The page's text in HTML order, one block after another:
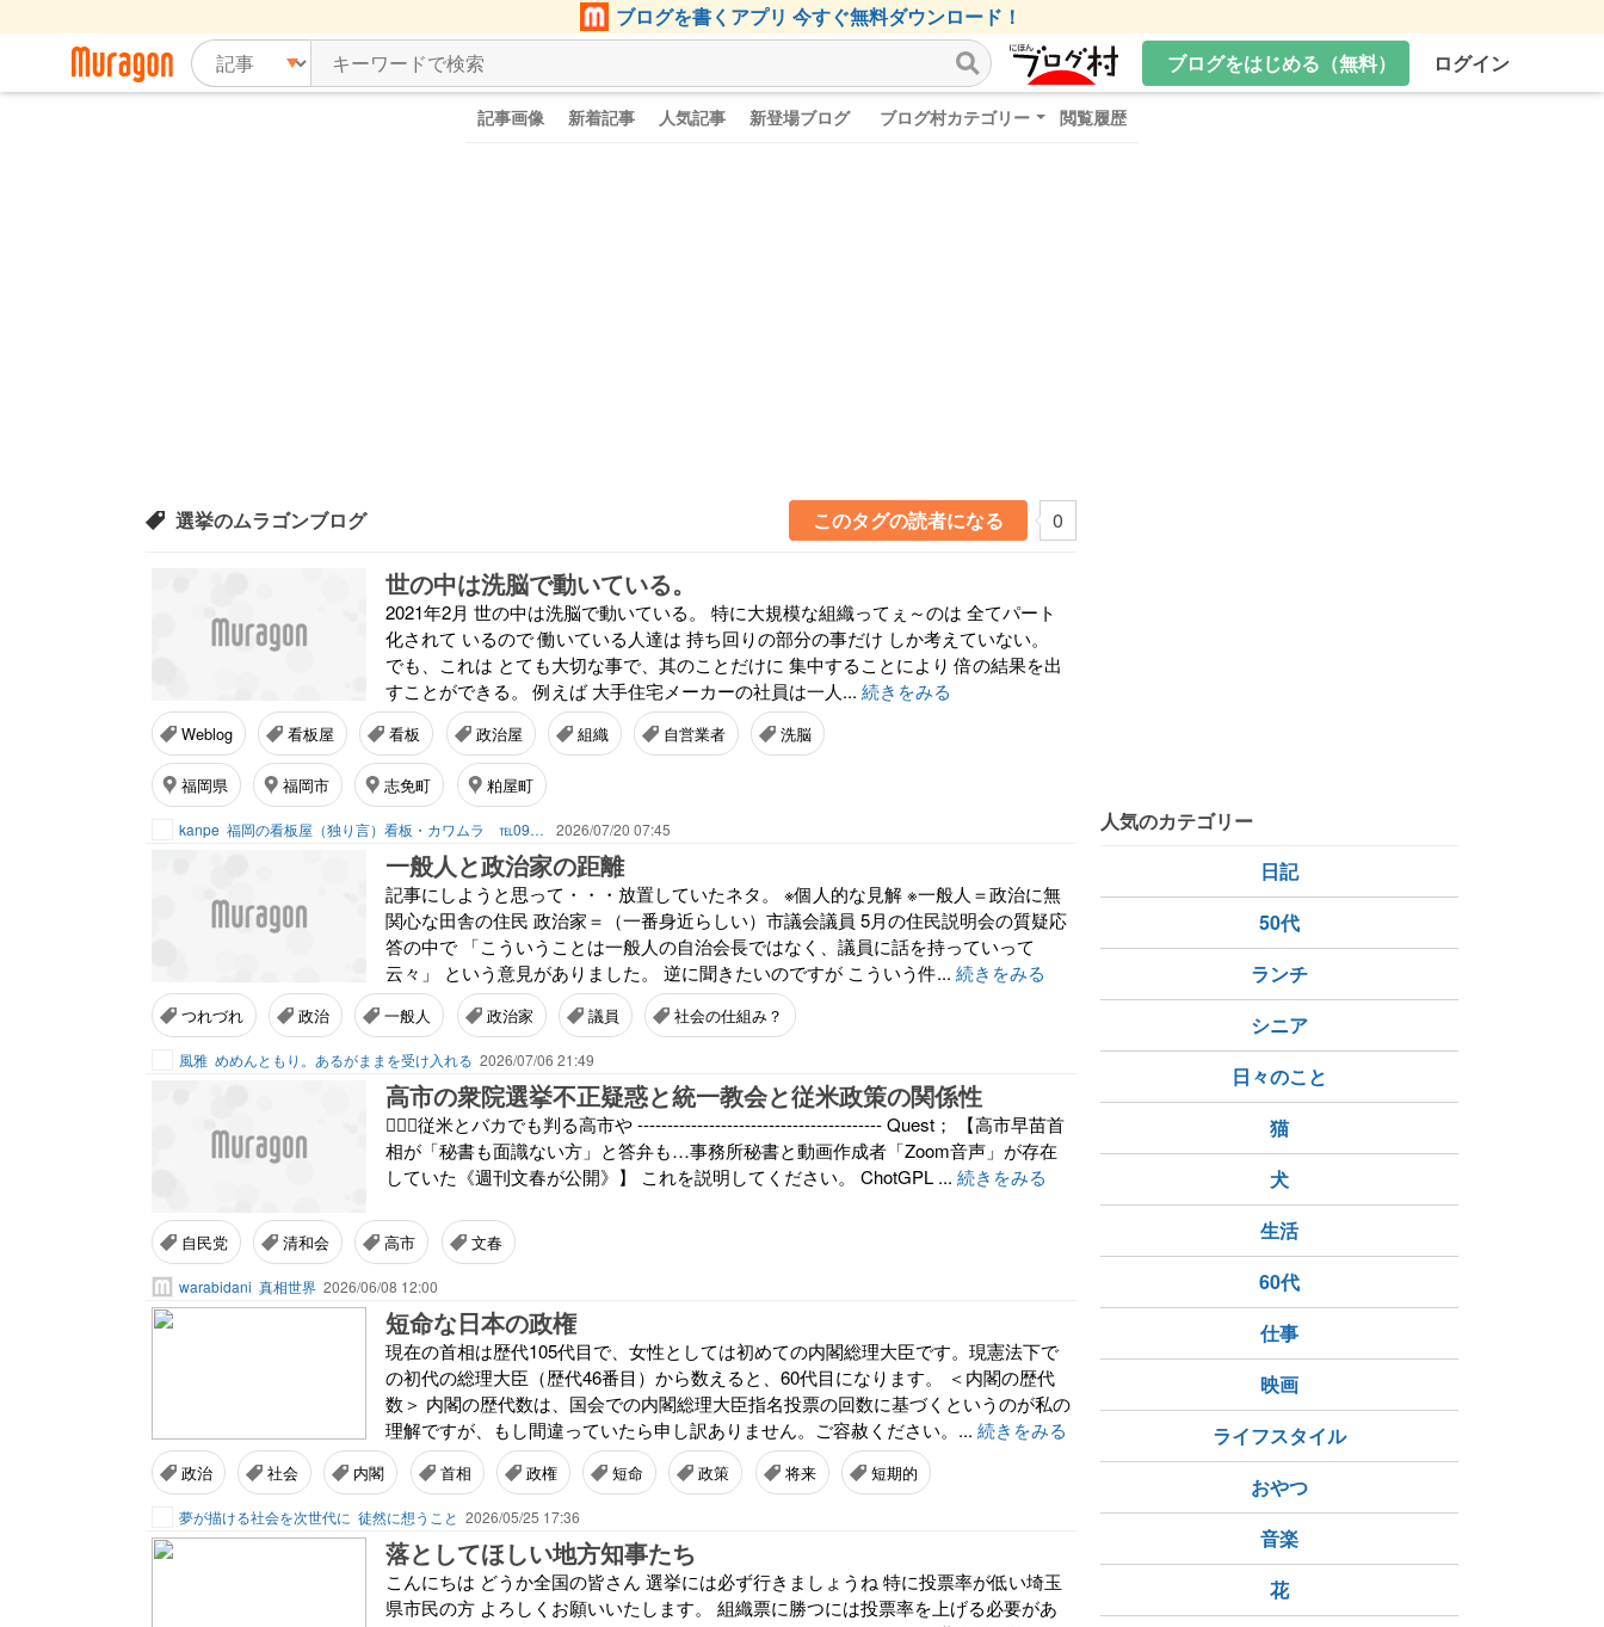
ブログを書くアプリ 今すぐ無料ダウンロード！
ブログをはじめる（無料）
ログイン
記事画像 新着記事 人気記事 新登場ブログ ブログ村カテゴリー 閲覧履歴
選挙のムラゴンブログ このタグの読者になる 0
世の中は洗脳で動いている。
2021年2月 世の中は洗脳で動いている。 特に大規模な組織ってぇ～のは 全てパート
化されて いるので 働いている人達は 持ち回りの部分の事だけ しか考えていない。
でも、これは とても大切な事で、其のことだけに 集中することにより 倍の結果を出
すことができる。 例えば 大手住宅メーカーの社員は一人... 続きをみる
Weblog 看板屋 看板 政治屋 組織 自営業者 洗脳
福岡県 福岡市 志免町 粕屋町
kanpe 福岡の看板屋（独り言）看板・カワムラ ℡092-935-7058 2026/07/20 07:45
一般人と政治家の距離
記事にしようと思って・・・放置していたネタ。 ※個人的な見解 ※一般人＝政治に無
関心な田舎の住民 政治家＝（一番身近らしい）市議会議員 5月の住民説明会の質疑応
答の中で 「こういうことは一般人の自治会長ではなく、議員に話を持っていって
云々」 という意見がありました。 逆に聞きたいのですが こういう件... 続きをみる
つれづれ 政治 一般人 政治家 議員 社会の仕組み？
風雅 めめんともり。あるがままを受け入れる 2026/07/06 21:49
高市の衆院選挙不正疑惑と統一教会と従米政策の関係性
🙇🏻‍♀️従米とバカでも判る高市や ----------------------------------------- Quest； 【高市早苗首
相が「秘書も面識ない方」と答弁も…事務所秘書と動画作成者「Zoom音声」が存在
していた《週刊文春が公開》】 これを説明してください。 ChotGPL ... 続きをみる
自民党 清和会 高市 文春
warabidani 真相世界 2026/06/08 12:00
短命な日本の政権
現在の首相は歴代105代目で、女性としては初めての内閣総理大臣です。現憲法下で
の初代の総理大臣（歴代46番目）から数えると、60代目になります。 ＜内閣の歴代
数＞ 内閣の歴代数は、国会での内閣総理大臣指名投票の回数に基づくというのが私の
理解ですが、もし間違っていたら申し訳ありません。ご容赦ください。... 続きをみる
政治 社会 内閣 首相 政権 短命 政策 将来 短期的
夢が描ける社会を次世代に 徒然に想うこと 2026/05/25 17:36
落としてほしい地方知事たち
こんにちは どうか全国の皆さん 選挙には必ず行きましょうね 特に投票率が低い埼玉
県市民の方 よろしくお願いいたします。 組織票に勝つには投票率を上げる必要があ
人気のカテゴリー
日記
50代
ランチ
シニア
日々のこと
猫
犬
生活
60代
仕事
映画
ライフスタイル
おやつ
音楽
花